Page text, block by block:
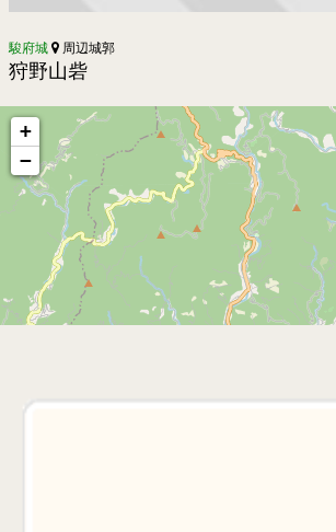
駿府城 周辺城郭
狩野山砦
+
−